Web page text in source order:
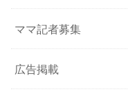
ママ記者募集
広告掲載